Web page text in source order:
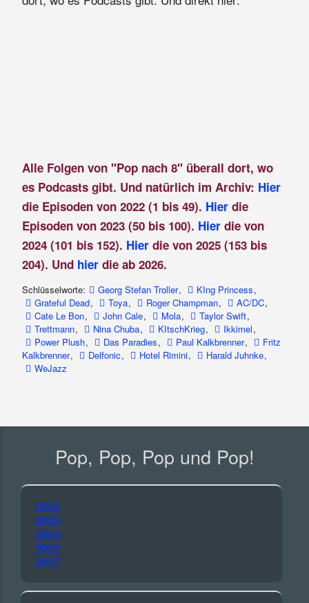
Alle Folgen von "Pop nach 8" überall dort, wo
es Podcasts gibt. Und natürlich im Archiv: Hier
die Episoden von 2022 (1 bis 49). Hierdie
Episoden von 2023 (50 bis 100). Hier die von
2024 (101 bis 152). Hier die von 2025 (153 bis
204). Und hier die ab 2026.
Schlüsselworte: Georg Stefan Troller, KIng Princess,
Grateful Dead, Toya, Roger Champman, AC/DC,
Cate Le Bon, John Cale, Mola, Taylor Swift,
Trettmann, Nina Chuba, KItschKrieg, Ikkimel,
Power Plush, Das Paradies, Paul Kalkbrenner,
Fritz
Kalkbrenner, Delfonic, Hotel Rimini, Harald Juhnke,
WeJazz
Pop, Pop, Pop und Pop!
2026
2025
2024
2023
2022